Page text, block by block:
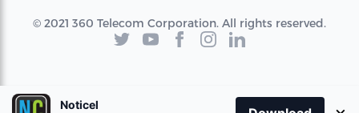
© 2021 360 Telecom Corporation. All rights reserved.
Noticel